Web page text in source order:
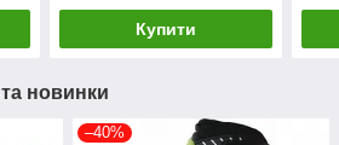
Купити
та новинки
–40%